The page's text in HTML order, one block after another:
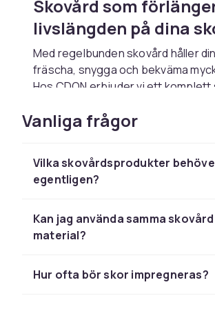
Skovård som
livslängden på dina
Med regelbunden skovård håller
fräscha, snygga och bekväma
Hos CDON erbjuder vi ett
behöver, frånskoborstar
skoputsmedel
till
stövlar finns rätt produkt för varje
Med tryggt köp och snabb leverans
hem till dörren.
Grundlig rengöring är det första
Vanliga frågor
Vilka skovårdsprodukter
egentligen?
Kan jag använda samma
material?
Hur ofta bör skor impregneras?